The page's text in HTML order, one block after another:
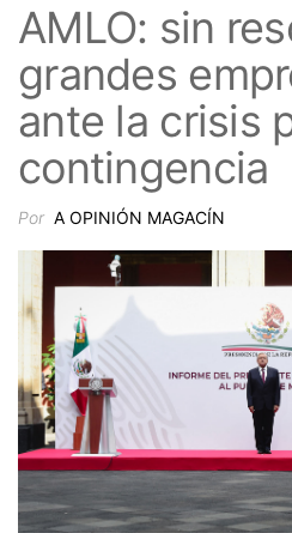
AMLO: sin
grandes
ante la crisis
contingencia
Por A OPINIÓN MAGACÍN